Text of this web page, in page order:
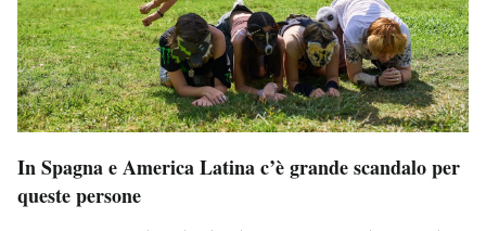
In Spagna e America Latina c’è grande scandalo per
queste persone